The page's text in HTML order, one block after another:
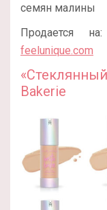
семян малины
Продается
feelunique.com
Bakerie